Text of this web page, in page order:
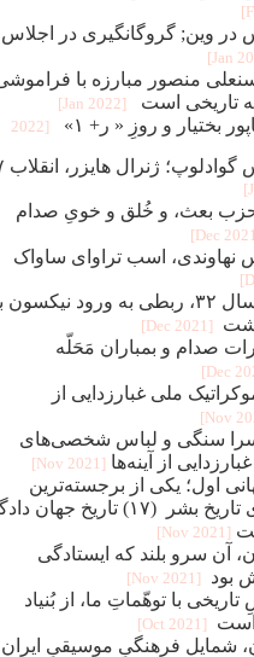
در وین; گروگانگیری در اجلاس
منصور مبارزه با
تاریخی است
[2022 Jan]
بختیار و روزِ « ر+ ۱»
[2022
بعث، و خُلق‌ و‌ خویِ صدام
اسب تراوای ساواک
*۱۶ آذر سال ۳۲، ربطی به ورود نیکسون
[2021 Dec]
صدام و بمباران مَحَلّه
ملی غبارزدایی از
سنگی و لباس شخصی‌های
از آینه‌ها [2021 Nov]
اول؛ یکی از برجسته‌ترین
رخدادهای تاریخ بشر (۱۷) تاریخ جهان
[2021 Nov]
آن سرو بلند که ایستادگی
بود
[2021 Nov]
با توهّماتِ ما، از بُنیاد
است
[2021 Oct]
شمایلِ فرهنگیِ موسیقیِ ایران